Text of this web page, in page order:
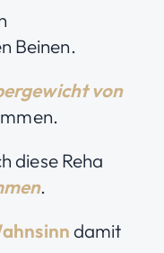
Beinen.
von
diese Reha
.
damit